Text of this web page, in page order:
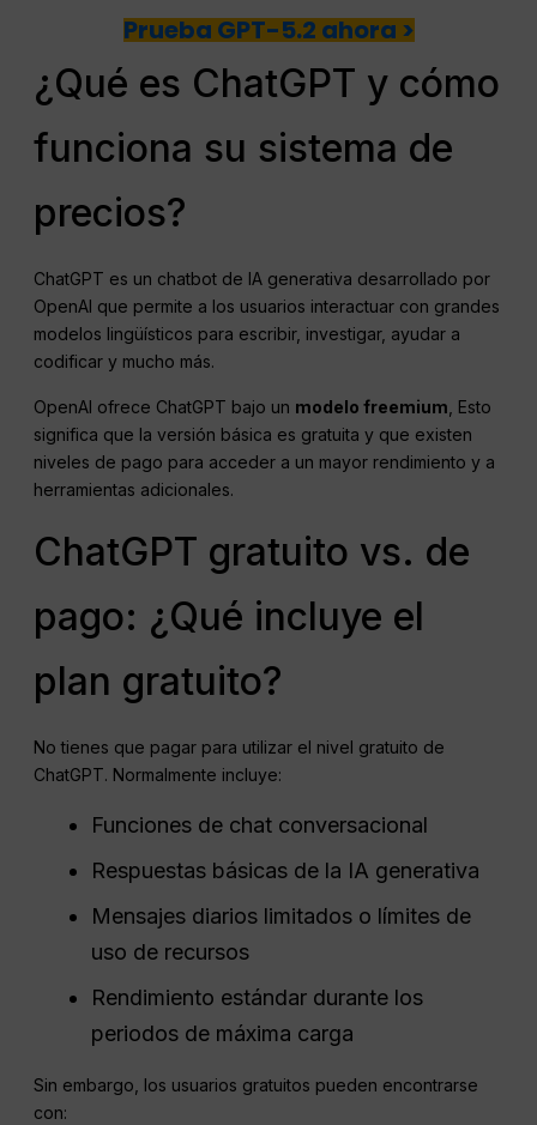
Prueba GPT-5.2 ahora >
¿Qué es ChatGPT y cómo
funciona su sistema de
precios?
ChatGPT es un chatbot de IA generativa desarrollado por
OpenAI que permite a los usuarios interactuar con grandes
modelos lingüísticos para escribir, investigar, ayudar a
codificar y mucho más.
OpenAI ofrece ChatGPT bajo un modelo freemium , Esto
significa que la versión básica es gratuita y que existen
niveles de pago para acceder a un mayor rendimiento y a
herramientas adicionales.
ChatGPT gratuito vs. de
pago: ¿Qué incluye el
plan gratuito?
No tienes que pagar para utilizar el nivel gratuito de
ChatGPT. Normalmente incluye:
Funciones de chat conversacional
Respuestas básicas de la IA generativa
Mensajes diarios limitados o límites de
uso de recursos
Rendimiento estándar durante los
periodos de máxima carga
Sin embargo, los usuarios gratuitos pueden encontrarse
con: